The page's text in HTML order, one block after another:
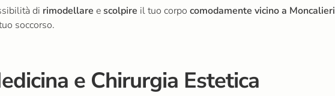
di rimodellare e scolpire il tuo corpo comodamente vicino a Moncalieri
soccorso.
e Chirurgia Estetica